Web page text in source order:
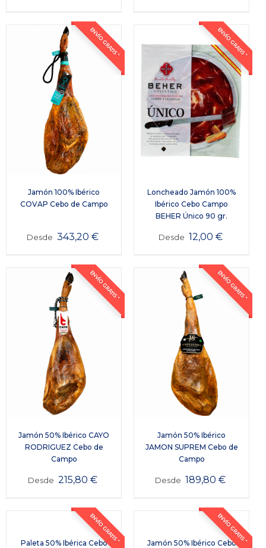
ENVÍO GRATIS *
Jamón 100% Ibérico
COVAP Cebo de Campo
Desde 343,20€
ENVÍO GRATIS *
Loncheado Jamón 100%
Ibérico Cebo Campo
BEHER Único 90 gr.
Desde 12,00 €
ENVÍO GRATIS *
Jamón 50% Ibérico CAYO
RODRIGUEZ Cebo de
Campo
Desde 215,80€
ENVÍO GRATIS *
Jamón 50% Ibérico
JAMON SUPREM Cebo de
Campo
Desde 189,80€
ENVÍO GRATIS *
Paleta 50% Ibérica Cebo
ENVÍO GRATIS *
Jamón 50% Ibérico Cebo